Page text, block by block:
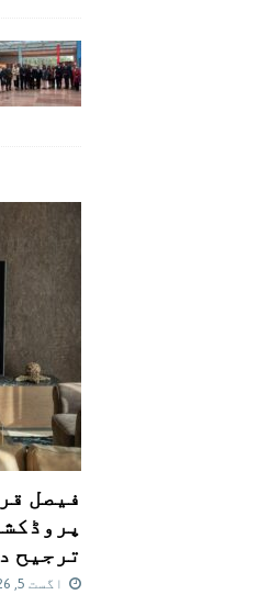
فیصل
ترجیح
اگست 5, 2026